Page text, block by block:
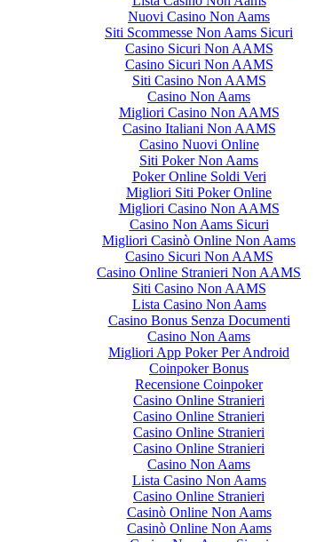
Nuovi Casino Non Aams
Siti Scommesse Non Aams Sicuri
Casino Sicuri Non AAMS
Casino Sicuri Non AAMS
Siti Casino Non AAMS
Casino Non Aams
Migliori Casino Non AAMS
Casino Italiani Non AAMS
Casino Nuovi Online
Siti Poker Non Aams
Poker Online Soldi Veri
Migliori Siti Poker Online
Migliori Casino Non AAMS
Casino Non Aams Sicuri
Migliori Casinò Online Non Aams
Casino Sicuri Non AAMS
Casino Online Stranieri Non AAMS
Siti Casino Non AAMS
Lista Casino Non Aams
Casino Bonus Senza Documenti
Casino Non Aams
Migliori App Poker Per Android
Coinpoker Bonus
Recensione Coinpoker
Casino Online Stranieri
Casino Online Stranieri
Casino Online Stranieri
Casino Online Stranieri
Casino Non Aams
Lista Casino Non Aams
Casino Online Stranieri
Casinò Online Non Aams
Casinò Online Non Aams